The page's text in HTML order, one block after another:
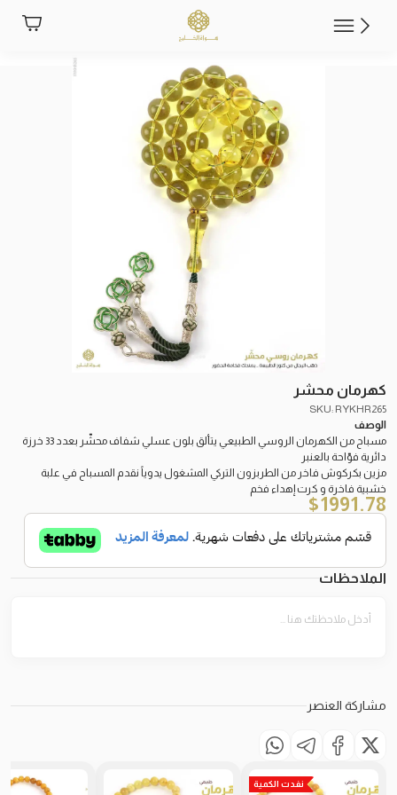
كهرمان محشر
SKU: RYKHR265
الوصف
مسباح من الكهرمان الروسي الطبيعي يتألق بلون عسلي شفاف محشّر بعدد 33 خرزة
دائرية فوّاحة بالعنبر
مزين بكركوش فاخر من الطربزون التركي المشغول يدوياً نقدم المسباح في علبة
خشبية فاخرة و كرت إهداء فخم
1991.78
$
الملاحظات
مشاركة العنصر
نفدت الكمية